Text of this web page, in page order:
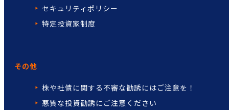
セキュリティポリシー
特定投資家制度
その他
株や社債に関する不審な勧誘にはご注意を！
悪質な投資勧誘にご注意ください